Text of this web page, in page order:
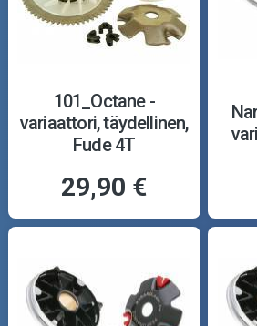
101_Octane -
variaattori, täydellinen,
Fude 4T
29,90 €